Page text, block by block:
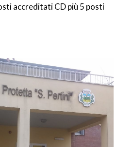
accreditati CD più 5 posti